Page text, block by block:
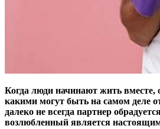
Когда люди начинают жить вместе,
какими могут быть на самом деле
далеко не всегда партнер
возлюбленный является